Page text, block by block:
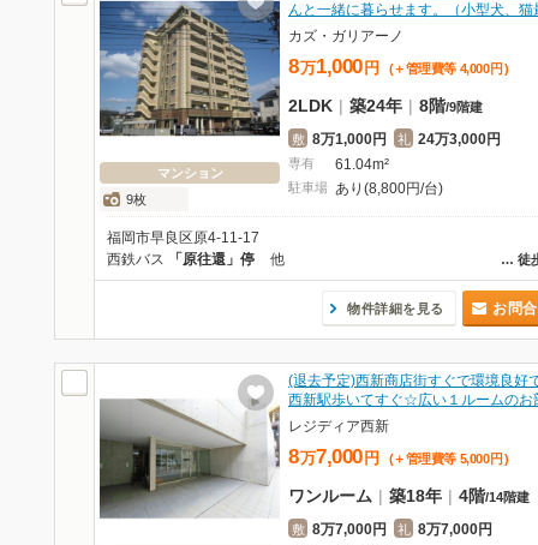
マンション
9枚
んと一緒に暮らせます。（小型犬、
カズ・ガリアーノ
8万1,000 円 (＋管理費等 4,000 円 )
2LDK | 築24年 | 8階/9階建
敷 8万1,000円 礼 24万3,000円
専有 61.04m²
駐車場 あり(8,800円/台)
福岡市早良区原4-11-17
… 徒
西鉄バス 「原往還」停 他
物件詳細を見る お問
(退去予定)西新商店街すぐで環境良好
西新駅歩いてすぐ☆広い１ルームの
レジディア西新
8万7,000 円 (＋管理費等 5,000 円 )
ワンルーム | 築18年 | 4階/14階建
敷 8万7,000円 礼 8万7,000円